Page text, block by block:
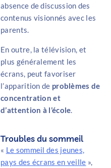
absence de discussion des
contenus visionnés avec les
parents.
En outre, la télévision, et
plus généralement les
écrans, peut favoriser
l’apparition de problèmes de
concentration et
d’attention à l’école.
Troubles du sommeil
« Le sommeil des jeunes,
pays des écrans en veille »,